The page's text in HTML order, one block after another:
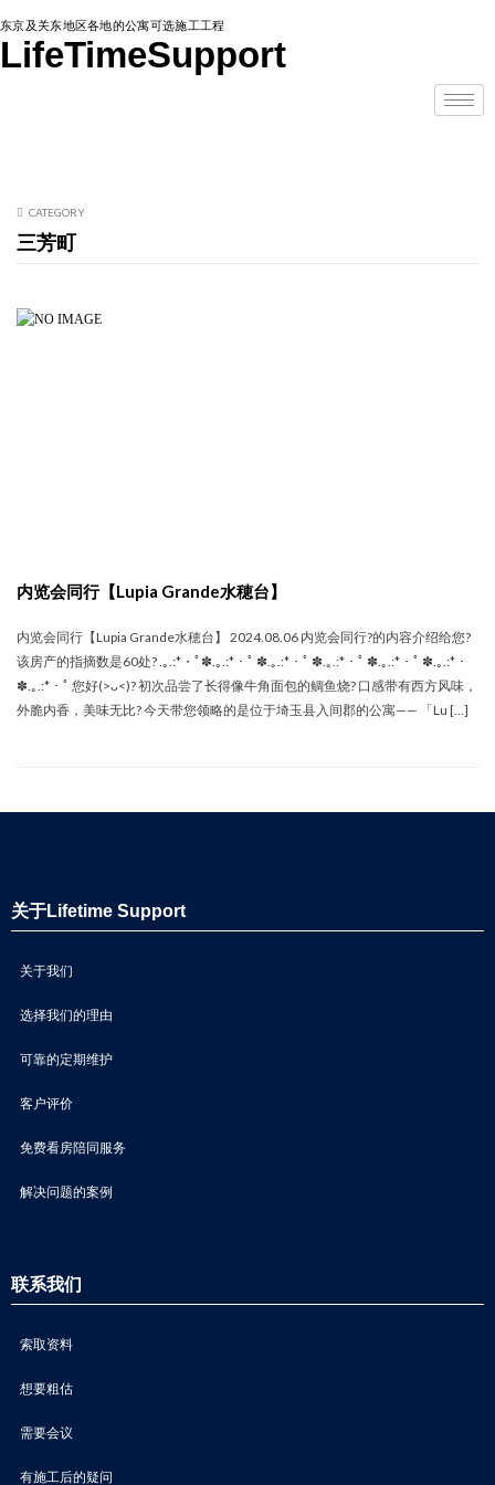
东京及关东地区各地的公寓可选施工工程
LifeTimeSupport
CATEGORY
三芳町
内览会同行【Lupia Grande水穂台】
内览会同行【Lupia Grande水穂台】 2024.08.06 内览会同行‍?的内容介绍给您?
该房产的指摘数是60处? .｡.:*・ﾟ✽.｡.:*・ﾟ ✽.｡.:*・ﾟ ✽.｡.:*・ﾟ ✽.｡.:*・ﾟ ✽.｡.:*・
✽.｡.:*・ﾟ 您好(>ᴗ<)? 初次品尝了长得像牛角面包的鲷鱼烧? 口感带有西方风味，
外脆内香，美味无比? 今天带您领略的是位于埼玉县入间郡的公寓—— 「Lu […]
关于Lifetime Support
关于我们
选择我们的理由
可靠的定期维护
客户评价
免费看房陪同服务
解决问题的案例
联系我们
索取资料
想要粗估
需要会议
有施工后的疑问